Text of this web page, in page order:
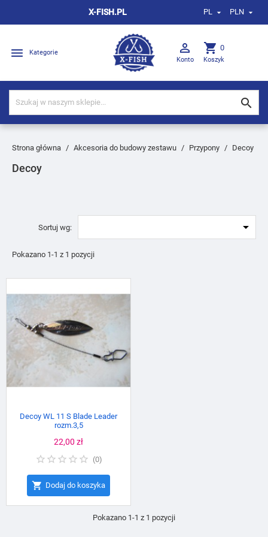
X-FISH.PL PL  PLN 
 Kategorie 
Konto
shopping_cart 0
Koszyk

Strona główna Akcesoria do budowy zestawu Przypony Decoy
Decoy
Sortuj wg: 
Pokazano 1-1 z 1 pozycji
Decoy WL 11 S Blade Leader
rozm.3,5
Cena
22,00 zł
(0)
 Dodaj do koszyka
Pokazano 1-1 z 1 pozycji